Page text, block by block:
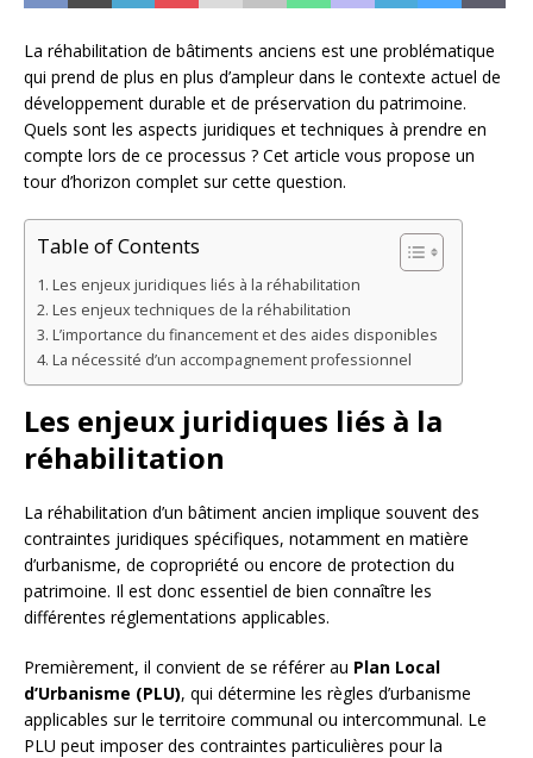
La réhabilitation de bâtiments anciens est une problématique
qui prend de plus en plus d’ampleur dans le contexte actuel de
développement durable et de préservation du patrimoine.
Quels sont les aspects juridiques et techniques à prendre en
compte lors de ce processus ? Cet article vous propose un
tour d’horizon complet sur cette question.
Table of Contents
Les enjeux juridiques liés à la réhabilitation
Les enjeux techniques de la réhabilitation
L’importance du financement et des aides disponibles
La nécessité d’un accompagnement professionnel
Les enjeux juridiques liés à la
réhabilitation
La réhabilitation d’un bâtiment ancien implique souvent des
contraintes juridiques spécifiques, notamment en matière
d’urbanisme, de copropriété ou encore de protection du
patrimoine. Il est donc essentiel de bien connaître les
différentes réglementations applicables.
Premièrement, il convient de se référer au Plan Local
d’Urbanisme (PLU), qui détermine les règles d’urbanisme
applicables sur le territoire communal ou intercommunal. Le
PLU peut imposer des contraintes particulières pour la